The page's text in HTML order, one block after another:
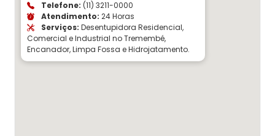
Telefone: (11) 3211-0000
Atendimento: 24 Horas
Serviços: Desentupidora Residencial,
Comercial e Industrial no Tremembé,
Encanador, Limpa Fossa e Hidrojatamento.